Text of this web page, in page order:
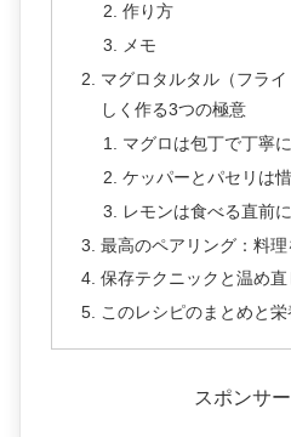
作り方
メモ
マグロタルタル（フラ
しく作る3つの極意
マグロは包丁で丁寧に
ケッパーとパセリは
レモンは食べる直前
最高のペアリング：料
保存テクニックと温め直
このレシピのまとめと栄
スポンサ